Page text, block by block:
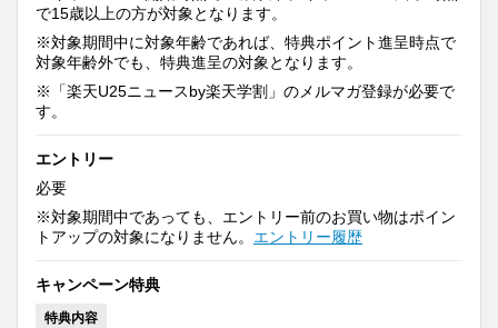
で15歳以上の方が対象となります。
※対象期間中に対象年齢であれば、特典ポイント進呈時点で
対象年齢外でも、特典進呈の対象となります。
※「楽天U25ニュースby楽天学割」のメルマガ登録が必要で
す。
エントリー
必要
※対象期間中であっても、エントリー前のお買い物はポイン
トアップの対象になりません。 エントリー履歴
キャンペーン特典
特典内容